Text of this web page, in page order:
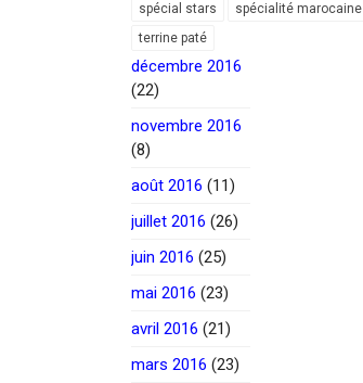
spécial stars
spécialité marocaine
terrine paté
décembre 2016
(22)
novembre 2016
(8)
août 2016 (11)
juillet 2016 (26)
juin 2016 (25)
mai 2016 (23)
avril 2016 (21)
mars 2016 (23)